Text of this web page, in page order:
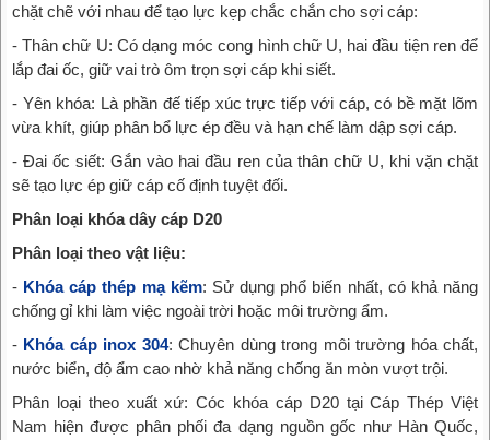
chặt chẽ với nhau để tạo lực kẹp chắc chắn cho sợi cáp:
- Thân chữ U: Có dạng móc cong hình chữ U, hai đầu tiện ren để
lắp đai ốc, giữ vai trò ôm trọn sợi cáp khi siết.
- Yên khóa: Là phần đế tiếp xúc trực tiếp với cáp, có bề mặt lõm
vừa khít, giúp phân bổ lực ép đều và hạn chế làm dập sợi cáp.
- Đai ốc siết: Gắn vào hai đầu ren của thân chữ U, khi vặn chặt
sẽ tạo lực ép giữ cáp cố định tuyệt đối.
Phân loại khóa dây cáp D20
Phân loại theo vật liệu:
- Khóa cáp thép mạ kẽm: Sử dụng phổ biến nhất, có khả năng
chống gỉ khi làm việc ngoài trời hoặc môi trường ẩm.
- Khóa cáp inox 304: Chuyên dùng trong môi trường hóa chất,
nước biển, độ ẩm cao nhờ khả năng chống ăn mòn vượt trội.
Phân loại theo xuất xứ: Cóc khóa cáp D20 tại Cáp Thép Việt
Nam hiện được phân phối đa dạng nguồn gốc như Hàn Quốc,